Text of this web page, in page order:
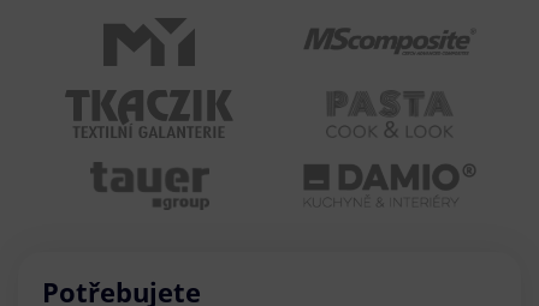
Potřebujete